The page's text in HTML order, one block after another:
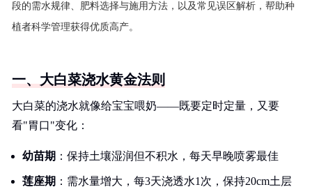
段的需水规律、肥料选择与施用方法，以及常见误区解析，帮助种
植者科学管理获得优质高产。
一、大白菜浇水黄金法则
大白菜的浇水就像给宝宝喂奶——既要定时定量，又要
看"胃口"变化：
幼苗期 ：保持土壤湿润但不积水，每天早晚喷雾最佳
莲座期 ：需水量增大，每3天浇透水1次，保持20cm土层